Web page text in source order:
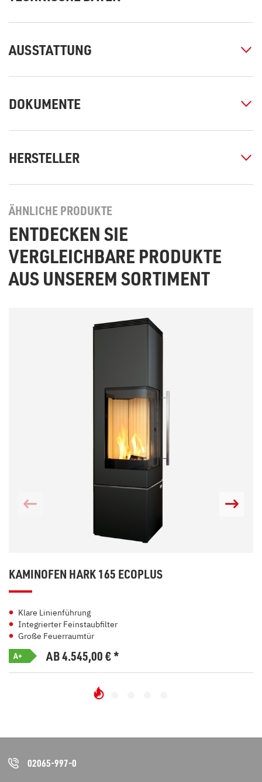
AUSSTATTUNG
DOKUMENTE
HERSTELLER
ÄHNLICHE PRODUKTE
ENTDECKEN SIE
VERGLEICHBARE PRODUKTE
AUS UNSEREM SORTIMENT
KAMINOFEN HARK 165 ECOPLUS
Klare Linienführung
Integrierter Feinstaubfilter
Große Feuerraumtür
A+ AB 4.545,00€*
02065-997-0